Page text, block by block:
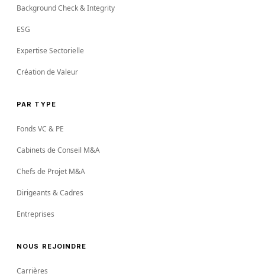
Background Check & Integrity
ESG
Expertise Sectorielle
Création de Valeur
PAR TYPE
Fonds VC & PE
Cabinets de Conseil M&A
Chefs de Projet M&A
Dirigeants & Cadres
Entreprises
NOUS REJOINDRE
Carrières